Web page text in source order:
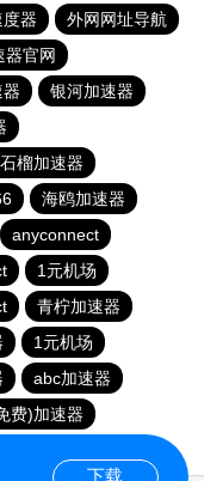
器
外网网址导航
器官网
银河加速器
榴加速器
海鸥加速器
anyconnect
1元机场
青柠加速器
1元机场
abc加速器
费)加速器
下载